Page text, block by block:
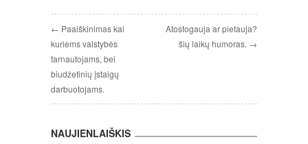
← Paaiškinimas kai
kuriems valstybės
tarnautojams, bei
biudžetinių įstaigų
darbuotojams.
Atostogauja ar pietauja?
šių laikų humoras. →
NAUJIENLAIŠKIS